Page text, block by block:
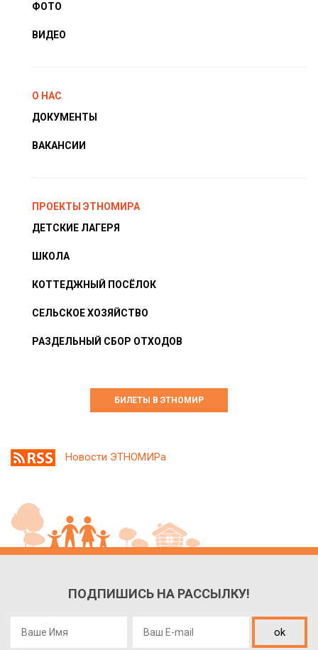
ФОТО
ВИДЕО
О НАС
ДОКУМЕНТЫ
ВАКАНСИИ
ПРОЕКТЫ ЭТНОМИРА
ДЕТСКИЕ ЛАГЕРЯ
ШКОЛА
КОТТЕДЖНЫЙ ПОСЁЛОК
СЕЛЬСКОЕ ХОЗЯЙСТВО
РАЗДЕЛЬНЫЙ СБОР ОТХОДОВ
БИЛЕТЫ В ЭТНОМИР
Новости ЭТНОМИРа
ПОДПИШИСЬ НА РАССЫЛКУ!
ok